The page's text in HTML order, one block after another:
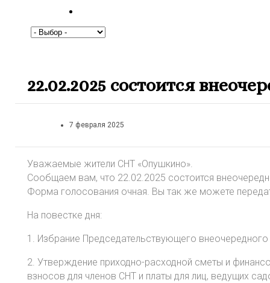
22.02.2025 состоится
7 февраля 2025
Уважаемые жители СНТ «Опушкино».
Сообщаем вам, что 22.02.2025 состоится
Форма голосования очная. Вы так же можете
На повестке дня:
1. Избрание Председательствующего
2. Утверждение приходно-расходной сметы и
взносов для членов СНТ и платы для лиц, ведущих